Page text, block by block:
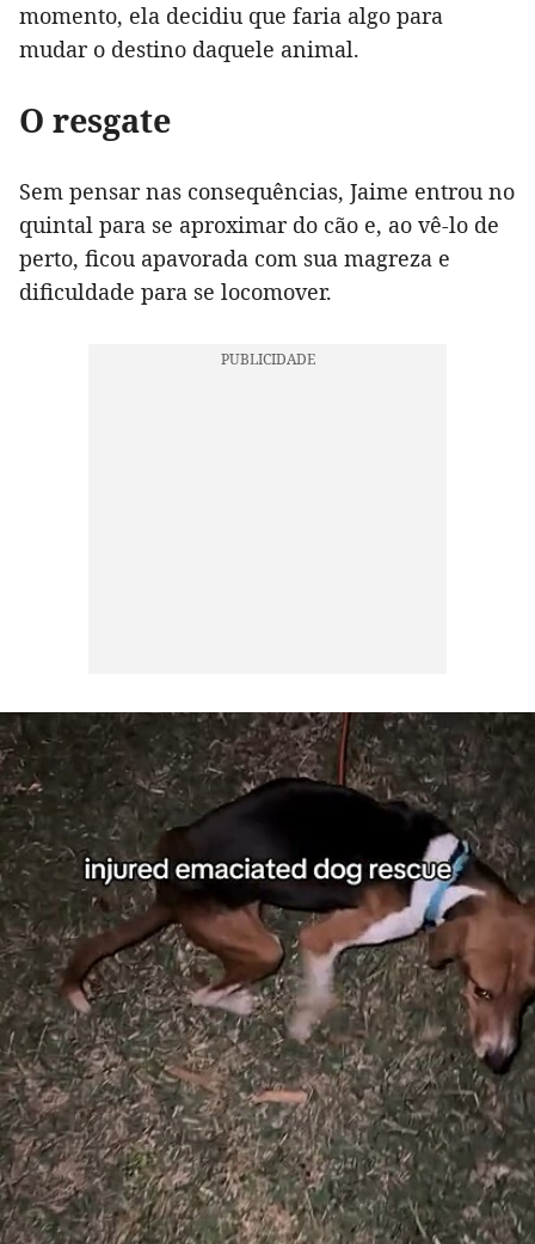
momento, ela decidiu que faria algo para
mudar o destino daquele animal.
O resgate
Sem pensar nas consequências, Jaime entrou no
quintal para se aproximar do cão e, ao vê-lo de
perto, ficou apavorada com sua magreza e
dificuldade para se locomover.